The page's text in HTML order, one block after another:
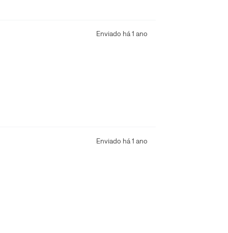
Enviado há1 ano
Enviado há1 ano